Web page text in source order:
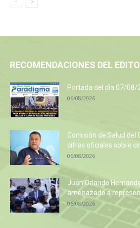
RECOMENDACIONES DEL
Portada del día 07/08/
06/08/2026
Comisión de Salud del
cifras oficiales sobre
06/08/2026
Juan Orlando
amenazado a
06/08/2026